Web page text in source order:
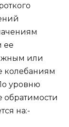
ее
или
колебаниям
уровню
обратимости
на:-